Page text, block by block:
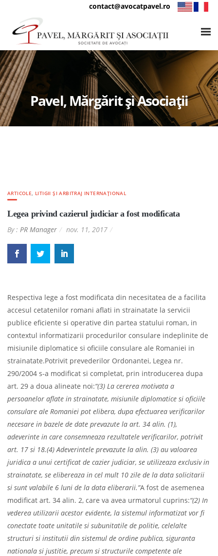
contact@avocatpavel.ro
Pavel, Mărgărit și Asociații
ARTICOLE, LITIGII ȘI ARBITRAJ INTERNAȚIONAL
Legea privind cazierul judiciar a fost modificata
By : PR Manager nov. 11, 2017
Respectiva lege a fost modificata din necesitatea de a facilita
accesul cetatenilor romani aflati in strainatate la servicii
publice eficiente si operative din partea statului roman, in
contextul informatizarii procedurilor consulare indeplinite de
misiunile diplomatice si oficiile consulare ale Romaniei in
strainatate.Potrivit prevederilor Ordonantei, Legea nr.
290/2004 s-a modificat si completat, prin introducerea dupa
art. 29 a doua alineate noi:“(3) La cererea motivata a
persoanelor aflate in strainatate, misiunile diplomatice si oficiile
consulare ale Romaniei pot elibera, dupa efectuarea verificarilor
necesare in bazele de date prevazute la art. 34 alin. (1),
adeverinte in care consemneaza rezultatele verificarilor, potrivit
art. 17 si 18.(4) Adeverintele prevazute la alin. (3) au valoarea
juridica a unui certificat de cazier judiciar, se utilizeaza exclusiv in
strainatate, se elibereaza in cel mult 10 zile de la data solicitarii
si sunt valabile 6 luni de la data eliberarii.”A fost de asemenea
modificat art. 34 alin. 2, care va avea urmatorul cuprins:“(2) In
vederea utilizarii acestor evidente, la sistemul informatizat vor fi
conectate toate unitatile si subunitatile de politie, celelalte
structuri si institutii din sistemul de ordine publica, siguranta
nationala si justitie, precum si structurile competente ale